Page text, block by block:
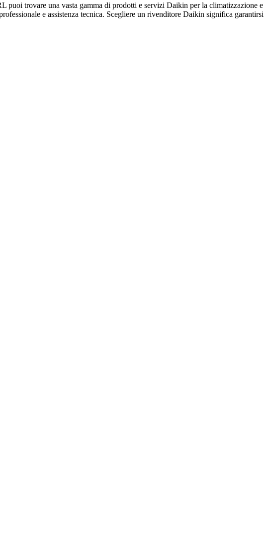
trovare una vasta gamma di prodotti e servizi Daikin per la climatizzazione e
e assistenza tecnica. Scegliere un rivenditore Daikin significa garantirsi